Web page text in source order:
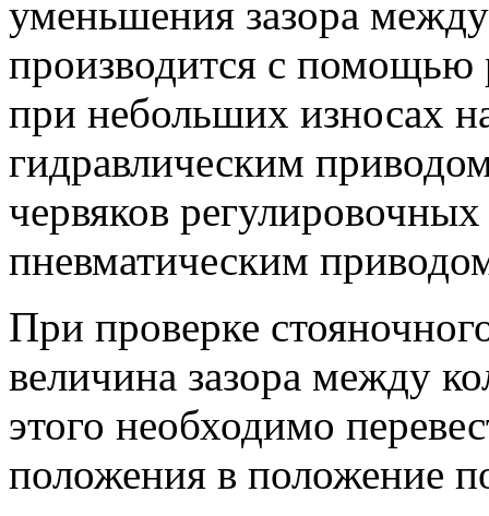
уменьшения зазора
производится с помощью
при небольших износах
гидравлическим
червяков
пневматическим
При проверке
величина зазора между
этого необходимо
положения в положение